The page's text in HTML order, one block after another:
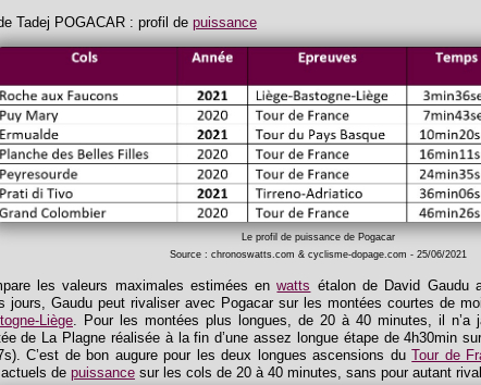
Tadej POGACAR : profil de puissance
Le profil de puissance de Pogacar
Source : chronoswatts.com & cyclisme-dopage.com - 25/06/2021
les valeurs maximales estimées enwatts étalon de David Gaudu
jours, Gaudu peut rivaliser avec Pogacar sur les montées courtes de
Liège. Pour les montées plus longues, de 20 à 40 minutes, il n’a
de La Plagne réalisée à la fin d’une assez longue étape de 4h30min
C’est de bon augure pour les deux longues ascensions duTour de
de puissance sur les cols de 20 à 40 minutes, sans pour autant